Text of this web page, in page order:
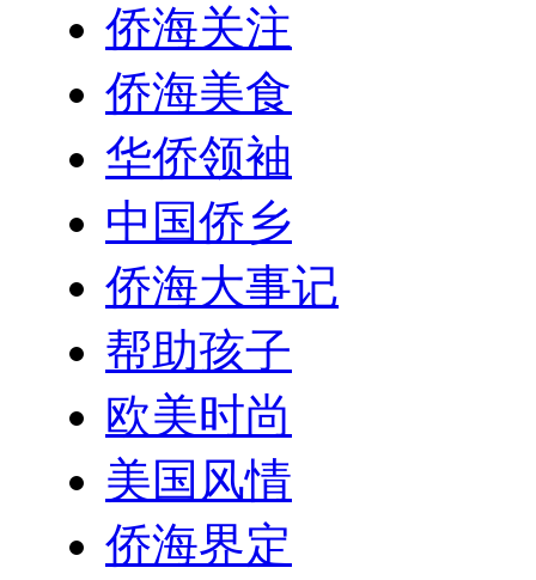
侨海关注
侨海美食
华侨领袖
中国侨乡
侨海大事记
帮助孩子
欧美时尚
美国风情
侨海界定